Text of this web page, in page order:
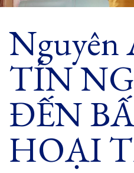
TÍN
ĐẾN
HOẠI